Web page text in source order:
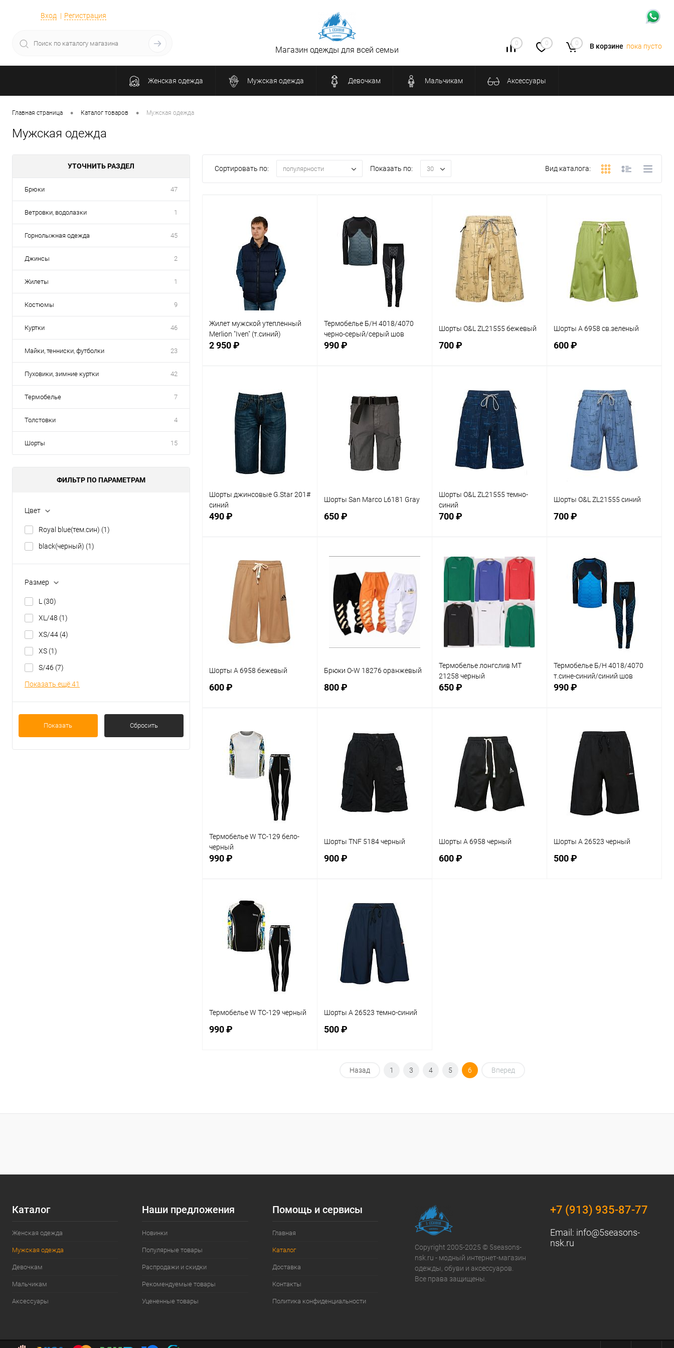
Вход Регистрация
0 0 0 В корзине пока пусто
Магазин одежды для всей семьи
Женская одежда Мужская одежда Девочкам Мальчикам Аксессуары
Главная страница • Каталог товаров • Мужская одежда
Мужская одежда
УТОЧНИТЬ РАЗДЕЛ
Брюки 47
Ветровки, водолазки 1
Горнолыжная одежда 45
Джинсы 2
Жилеты 1
Костюмы 9
Куртки 46
Майки, тенниски, футболки 23
Пуховики, зимние куртки 42
Термобелье 7
Толстовки 4
Шорты 15
ФИЛЬТР ПО ПАРАМЕТРАМ
Цвет
Royal blue(тем.син) (1)
black(черный) (1)
Размер
L (30)
XL/48 (1)
XS/44 (4)
XS (1)
S/46 (7)
Показать ещё 41
Показать Сбросить
Сортировать по: популярности Показать по: 30 Вид каталога:
Жилет мужской утепленный
Merlion "Iven" (т.синий)
2 950 ₽
Сравнение
В избранное В наличии
Термобелье Б/Н 4018/4070
черно-серый/серый шов
990 ₽
Сравнение
В наличии
L XL S
Шорты O&L ZL21555 бежевый
700 ₽
Сравнение
В избранное В наличии
Размер
2XL 3XL 4XL
Шорты A 6958 св.зеленый
600 ₽
В избранное В наличии
XL 2XL 3XL
Шорты джинсовые G.Star 201#
синий
490 ₽
Сравнение
В избранное В наличии
Размер
Шорты San Marco L6181 Gray
650 ₽
В корзину
Сравнение
В избранное В наличии
Размер
Шорты O&L ZL21555 темно-
синий
700 ₽
В корзину
Сравнение
В избранное В наличии
Размер
3XL
Шорты O&L ZL21555 синий
700 ₽
В корзину
Сравнение
В избранное В наличии
4XL
Шорты A 6958 бежевый
600 ₽
Сравнение
В избранное В наличии
3XL
Брюки O-W 18276 оранжевый
800 ₽
Сравнение
В избранное В наличии
Размер
Термобелье лонгслив MT
21258 черный
650 ₽
Сравнение
В избранное В наличии
Размер
Термобелье Б/Н 4018/4070
т.сине-синий/синий шов
990 ₽
Сравнение
В избранное В наличии
Размер
XL
Термобелье W TC-129 бело-
черный
990 ₽
В корзину
Сравнение
В избранное В наличии
Шорты TNF 5184 черный
900 ₽
Сравнение
В избранное В наличии
Размер
2XL
Шорты A 6958 черный
600 ₽
Шорты A 26523 черный
500 ₽
Термобелье W TC-129 черный
990 ₽
В избранное В наличии
Шорты A 26523 темно-синий
500 ₽
В корзину
В избранное В наличии
Назад 1 3 4 5 6 Вперед
Каталог
Женская одежда
Мужская одежда
Девочкам
Мальчикам
Аксессуары
Наши предложения
Новинки
Популярные товары
Распродажи и скидки
Рекомендуемые товары
Уцененные товары
Помощь и сервисы
Главная
Каталог
Доставка
Контакты
Политика конфиденциальности
Copyright 2005-2025 © 5seasons-
nsk.ru - модный интернет-магазин
одежды, обуви и аксессуаров.
Все права защищены.
+7 (913) 935-87-77
Email: info@5seasons-
nsk.ru